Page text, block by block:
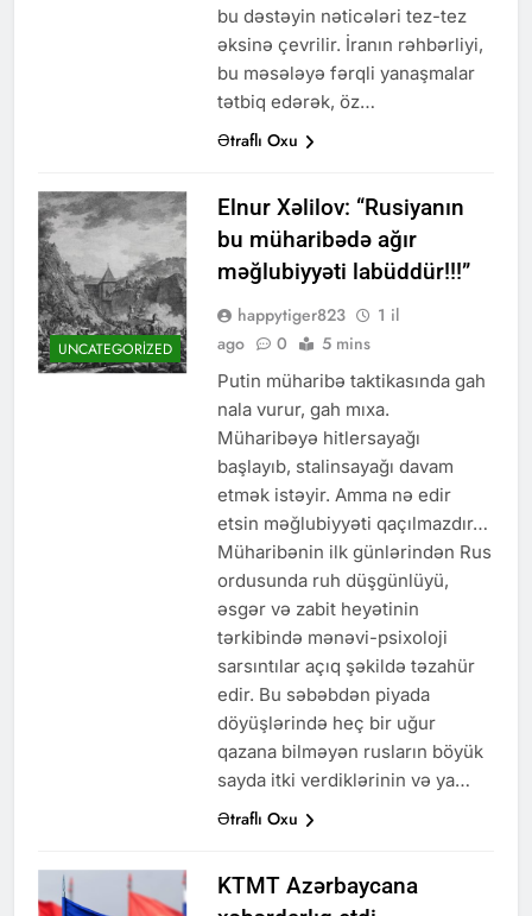
bu dəstəyin nəticələri tez-tez
əksinə çevrilir. İranın rəhbərliyi,
bu məsələyə fərqli yanaşmalar
tətbiq edərək, öz…
Ətraflı Oxu
UNCATEGORIZED
Elnur Xəlilov: “Rusiyanın
bu müharibədə ağır
məğlubiyyəti labüddür!!!”
happytiger823
1 il
ago
0 5 mins
Putin müharibə taktikasında gah
nala vurur, gah mıxa.
Müharibəyə hitlersayağı
başlayıb, stalinsayağı davam
etmək istəyir. Amma nə edir
etsin məğlubiyyəti qaçılmazdır…
Müharibənin ilk günlərindən Rus
ordusunda ruh düşgünlüyü,
əsgər və zabit heyətinin
tərkibində mənəvi-psixoloji
sarsıntılar açıq şəkildə təzahür
edir. Bu səbəbdən piyada
döyüşlərində heç bir uğur
qazana bilməyən rusların böyük
sayda itki verdiklərinin və ya…
Ətraflı Oxu
KTMT Azərbaycana